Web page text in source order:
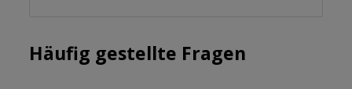
Häufig gestellte Fragen